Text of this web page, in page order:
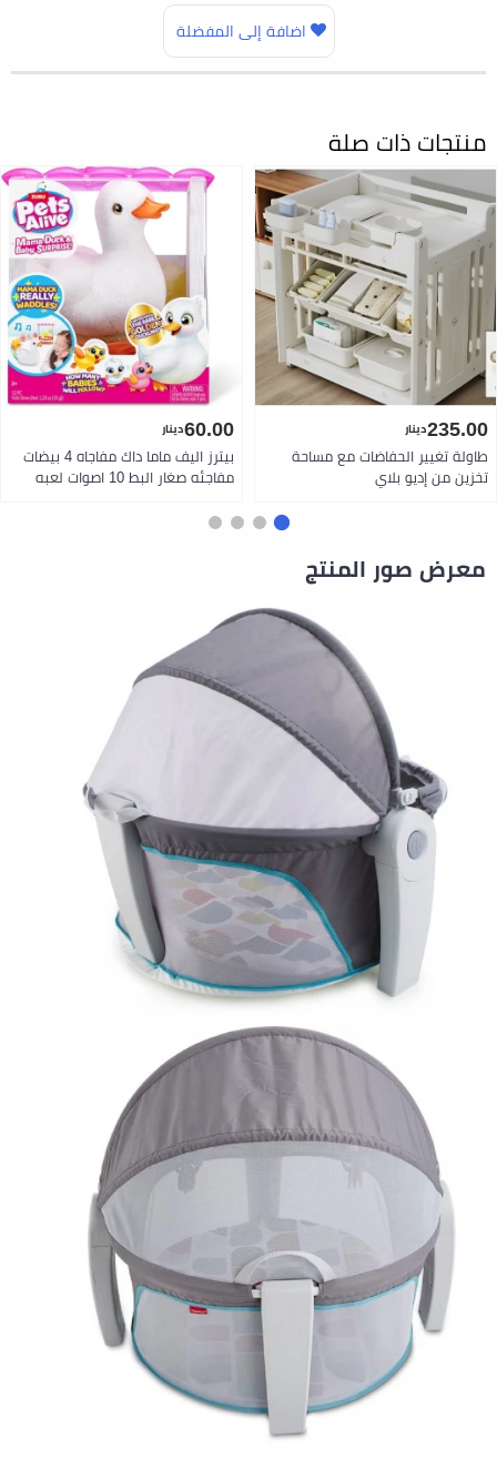
اضافة إلى المفضلة
منتجات ذات صلة
235.00دينار
طاولة تغيير الحفاضات مع مساحة
تخزين من إديو بلاي
60.00دينار
بيترز اليف ماما داك مفاجاه 4 بيضات
مفاجئه صغار البط 10 اصوات لعبه
معرض صور المنتج